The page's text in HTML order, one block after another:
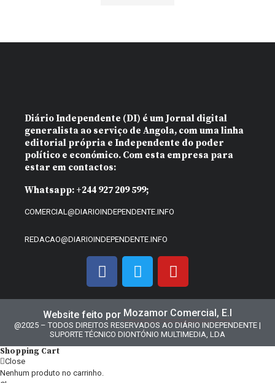
Diário Independente (DI) é um Jornal digital
generalista ao serviço de Angola, com uma linha
editorial própria e Independente do poder
político e económico. Com esta empresa para
estar em contactos:
Whatsapp: +244 927 209 599;
COMERCIAL@DIARIOINDEPENDENTE.INFO
REDACAO@DIARIOINDEPENDENTE.INFO
Website feito por Mozamor Comercial, E.I
@2025 – TODOS DIREITOS RESERVADOS AO DIÁRIO INDEPENDENTE |
SUPORTE TÉCNICO DIONTÓNIO MULTIMEDIA, LDA
Shopping Cart
Close
Nenhum produto no carrinho.